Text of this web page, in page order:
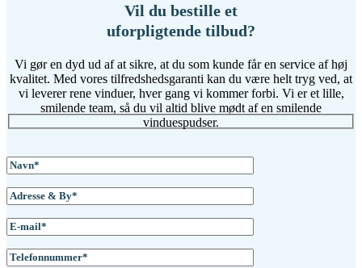
Vil du bestille et
uforpligtende tilbud?
Vi gør en dyd ud af at sikre, at du som kunde får en service af høj
kvalitet. Med vores tilfredshedsgaranti kan du være helt tryg ved, at
vi leverer rene vinduer, hver gang vi kommer forbi. Vi er et lille,
smilende team, så du vil altid blive mødt af en smilende
vinduespudser.